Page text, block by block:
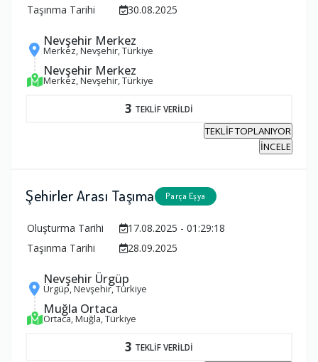
Taşınma Tarihi
30.08.2025
Nevşehir Merkez
Merkez, Nevşehir, Türkiye
Nevşehir Merkez
Merkez, Nevşehir, Türkiye
3 TEKLİF VERİLDİ
TEKLİF TOPLANIYOR
İNCELE
Şehirler Arası Taşıma Parça Eşya
Oluşturma Tarihi
17.08.2025 - 01:29:18
Taşınma Tarihi
28.09.2025
Nevşehir Ürgüp
Ürgüp, Nevşehir, Türkiye
Muğla Ortaca
Ortaca, Muğla, Türkiye
3 TEKLİF VERİLDİ